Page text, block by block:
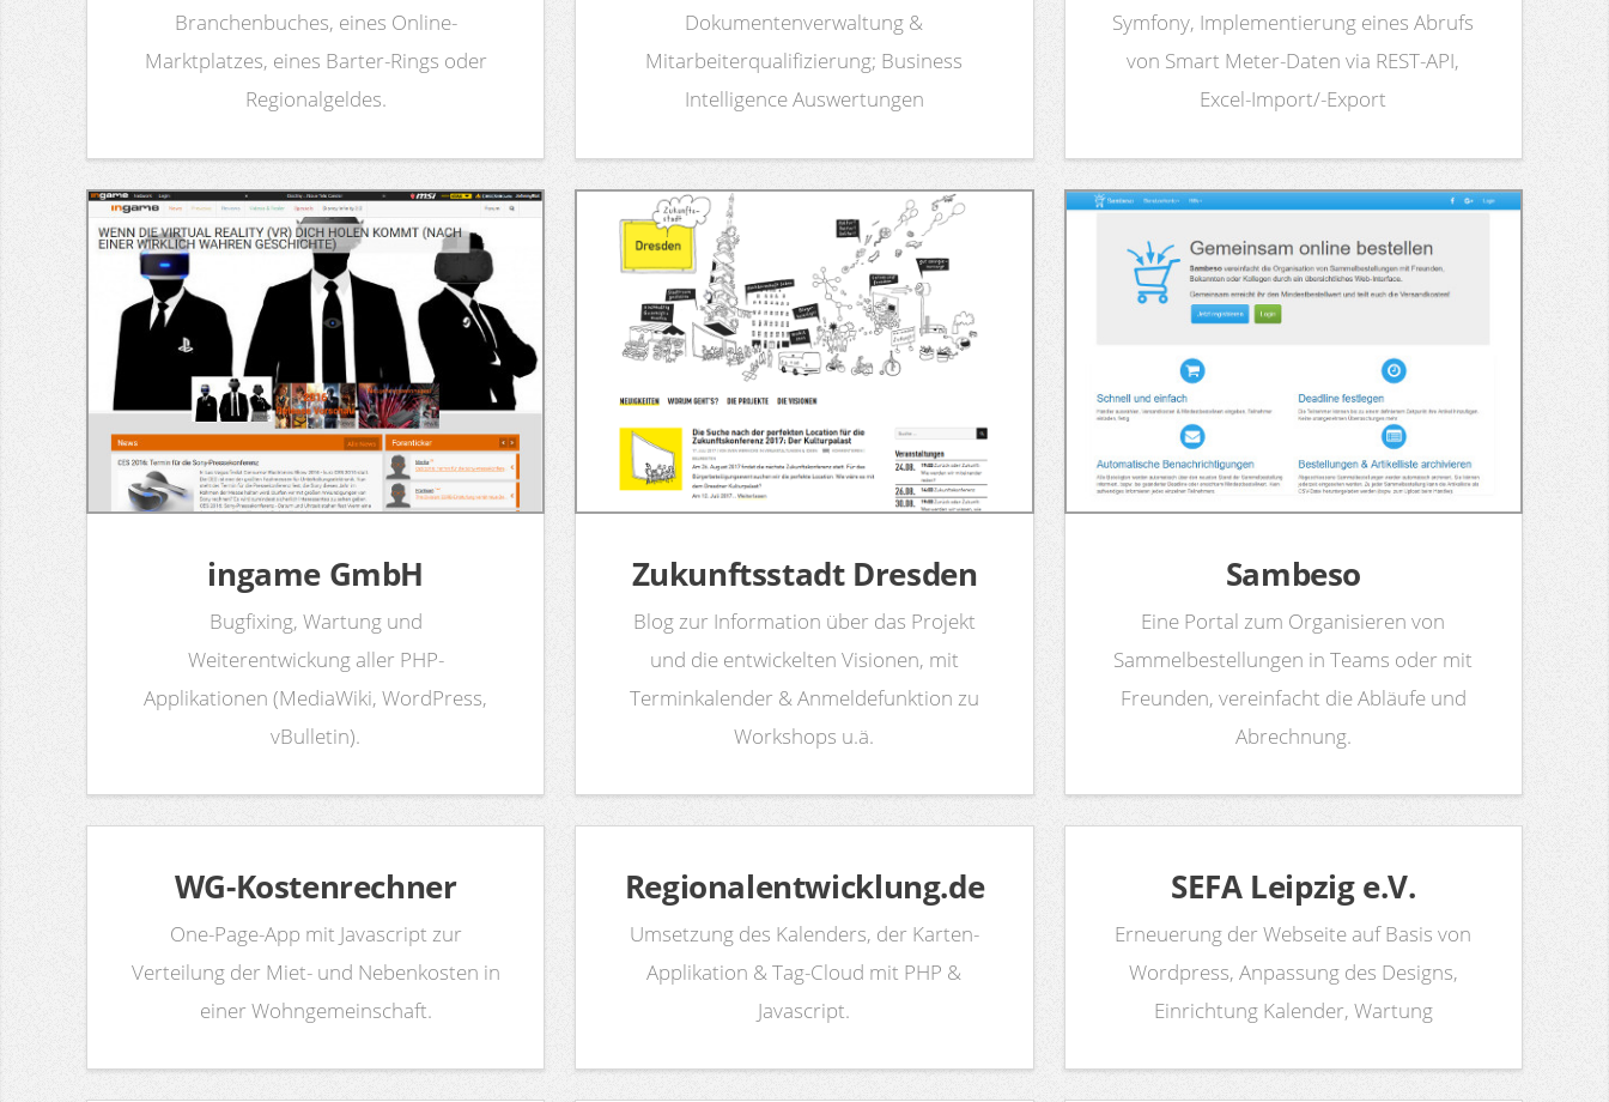
Branchenbuches, eines Online-
Marktplatzes, eines Barter-Rings oder
Regionalgeldes.
Dokumentenverwaltung &
Mitarbeiterqualifizierung; Business
Intelligence Auswertungen
Symfony, Implementierung eines Abrufs
von Smart Meter-Daten via REST-API,
Excel-Import/-Export
ingame GmbH
Bugfixing, Wartung und
Weiterentwickung aller PHP-
Applikationen (MediaWiki, WordPress,
vBulletin).
Zukunftsstadt Dresden
Blog zur Information über das Projekt
und die entwickelten Visionen, mit
Terminkalender & Anmeldefunktion zu
Workshops u.ä.
Sambeso
Eine Portal zum Organisieren von
Sammelbestellungen in Teams oder mit
Freunden, vereinfacht die Abläufe und
Abrechnung.
WG-Kostenrechner
One-Page-App mit Javascript zur
Verteilung der Miet- und Nebenkosten in
einer Wohngemeinschaft.
Regionalentwicklung.de
Umsetzung des Kalenders, der Karten-
Applikation & Tag-Cloud mit PHP &
Javascript.
SEFA Leipzig e.V.
Erneuerung der Webseite auf Basis von
Wordpress, Anpassung des Designs,
Einrichtung Kalender, Wartung